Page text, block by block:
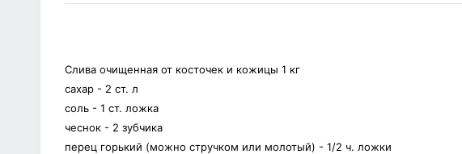
Слива очищенная от косточек и кожицы 1 кг
сахар - 2 ст. л
соль - 1 ст. ложка
чеснок - 2 зубчика
перец горький (можно стручком или молотый) - 1/2 ч. ложки